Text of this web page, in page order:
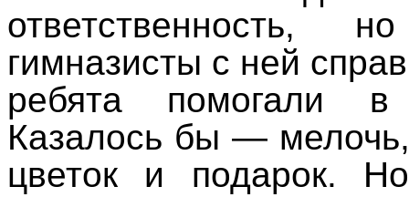
гимназисты с ней
ребята помогали в
Казалось бы —
цветок и подарок.